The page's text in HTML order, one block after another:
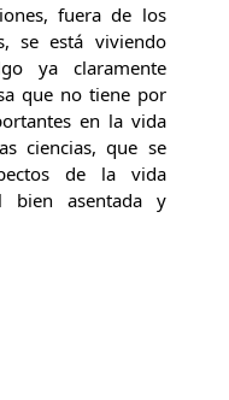
fuera de los
se está viviendo
ya claramente
que no tiene por
en la vida
ciencias, que se
de la vida
bien asentada y